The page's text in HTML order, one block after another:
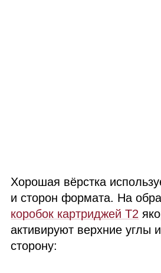
Хорошая вёрстка
и сторон формата. На
коробок картриджейТ2
активируют верхние углы
сторону: